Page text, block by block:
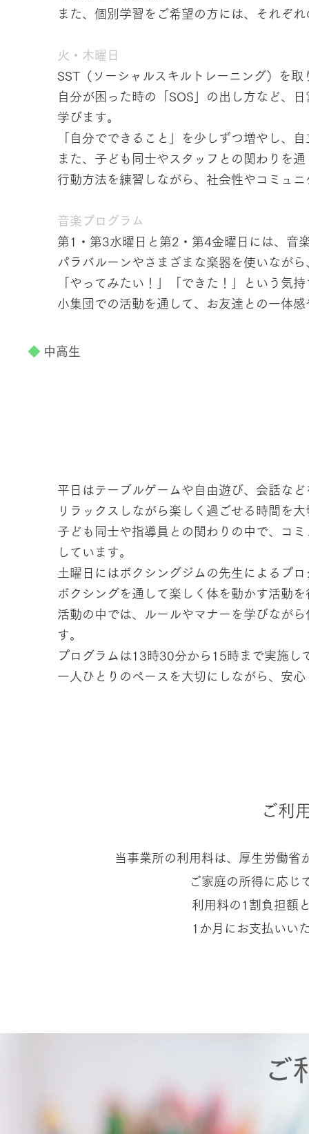
また、個別学習をご希望の方には、それぞ
火・木曜日
SST（ソーシャルスキルトレーニング）を
自分が困った時の「SOS」の出し方など、
学びます。
「自分でできること」を少しずつ増やし、
また、子ども同士やスタッフとの関わりを
行動方法を練習しながら、社会性やコミュ
音楽プログラム
第1・第3水曜日と第2・第4金曜日には、音
パラバルーンやさまざまな楽器を使いなが
「やってみたい！」「できた！」という気
小集団での活動を通して、お友達との一体
◆ 中高生
平日はテーブルゲームや自由遊び、会話など
リラックスしながら楽しく過ごせる時間を
子ども同士や指導員との関わりの中で、コ
しています。
土曜日にはボクシングジムの先生によるプ
ボクシングを通して楽しく体を動かす活動
活動の中では、ルールやマナーを学びなが
す。
プログラムは13時30分から15時まで実施し
一人ひとりのペースを大切にしながら、安
ご利
当事業所の利用料は、厚生労働省
ご家庭の所得に応じ
利用料の1割負担額
1か月にお支払いい
ご